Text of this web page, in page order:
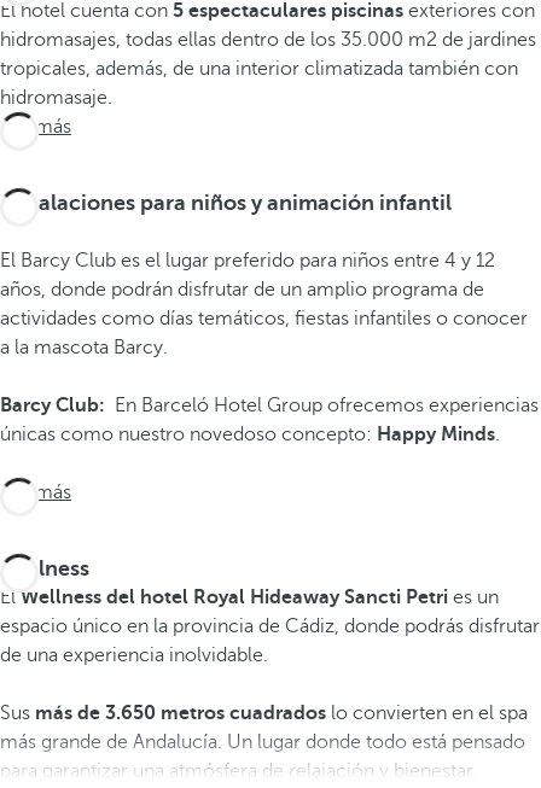
El hotel cuenta con 5 espectaculares piscinas exteriores con
hidromasajes, todas ellas dentro de los 35.000 m2 de jardines
tropicales, además, de una interior climatizada también con
hidromasaje.
Ver más
Instalaciones para niños y animación infantil
El Barcy Club es el lugar preferido para niños entre 4 y 12
años, donde podrán disfrutar de un amplio programa de
actividades como días temáticos, fiestas infantiles o conocer
a la mascota Barcy.
Barcy Club:
En Barceló Hotel Group ofrecemos experiencias
únicas como nuestro novedoso concepto: Happy Minds.
Ver más
Wellness
El Wellness del hotel Royal Hideaway Sancti Petri es un
espacio único en la provincia de Cádiz, donde podrás disfrutar
de una experiencia inolvidable.
Sus más de 3.650 metros cuadrados lo convierten en el spa
más grande de Andalucía. Un lugar donde todo está pensado
para garantizar una atmósfera de relajación y bienestar.